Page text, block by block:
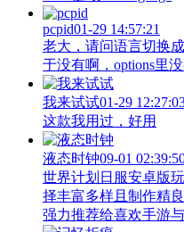
pcpid01-29 14:57:21
老大，请问语言切换
于没有啊，options里
我来试试01-29
这款我用过，好用
液态时钟09-01
世界计划日服安卓版
择丰富多样且制作精
强力推荐给喜欢手游